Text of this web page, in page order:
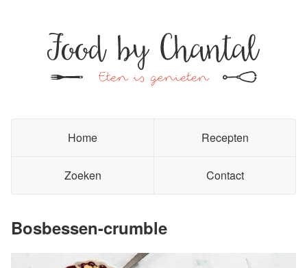
Home Recepten
Zoeken Contact
Bosbessen-crumble